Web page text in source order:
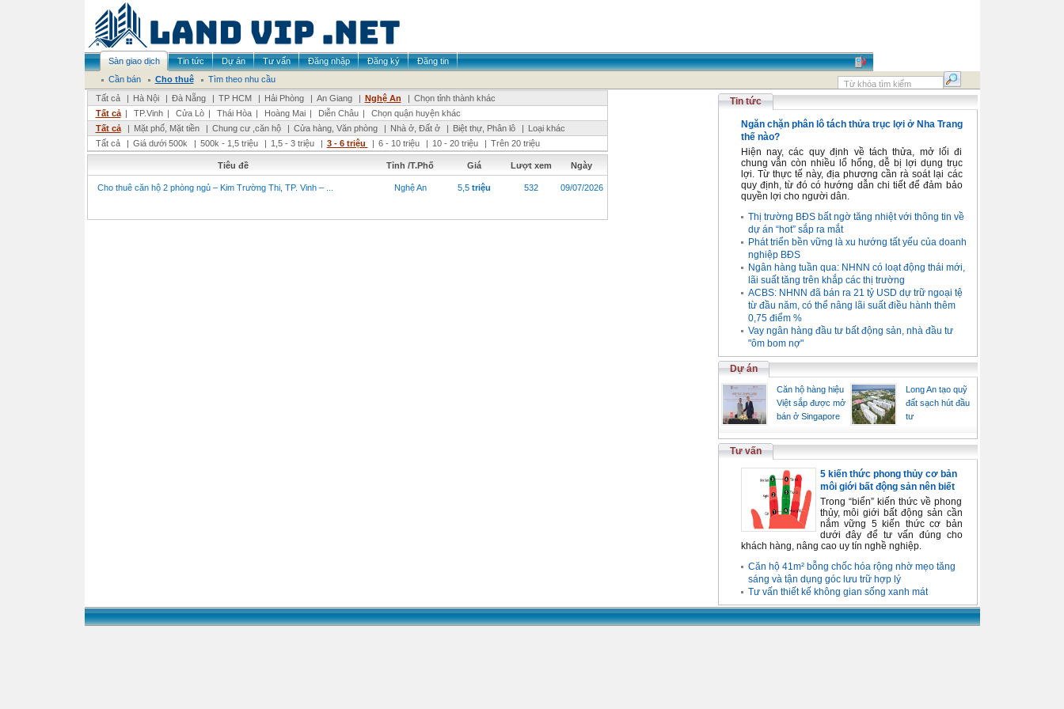
Sàn giao dịch Tin tức Dự án Tư vấn Đăng nhập Đăng ký
Đăng tin
Cần bán
Cho thuê
Tìm theo nhu cầu
Tất cả
| Hà Nội | Đà Nẵng | TP HCM | Hải Phòng | An Giang | Nghệ An | Chọn tỉnh thành khác
Tất cả | TP.Vinh | Cửa Lò | Thái Hòa | Hoàng Mai | Diễn Châu |
Chọn quận huyện khác
Tất cả
| Mặt phố, Mặt tiền | Chung cư ,căn hộ | Cửa hàng, Văn phòng | Nhà ở, Đất ở | Biệt thự, Phân lô | Loại khác
Tất cả
| Giá dưới 500k | 500k - 1,5 triệu | 1,5 - 3 triệu | 3 - 6 triệu | 6 - 10 triệu | 10 - 20 triệu | Trên 20 triệu
Tiêu đề Tỉnh /T.Phố Giá Lượt xem Ngày
Cho thuê căn hộ 2 phòng ngủ – Kim Trường Thi, TP. Vinh – ... Nghệ An 5,5 triệu 532 09/07/2026
Tin tức
Ngăn chặn phân lô tách thửa trục lợi ở Nha Trang
thế nào?
Hiện nay, các quy định về tách thửa, mở lối đi
chung vẫn còn nhiều lổ hổng, dễ bị lợi dụng trục
lợi. Từ thực tế này, địa phương cần rà soát lại các
quy định, từ đó có hướng dẫn chi tiết để đảm bảo
quyền lợi cho người dân.
Thị trường BĐS bất ngờ tăng nhiệt với thông tin về
dự án “hot” sắp ra mắt
Phát triển bền vững là xu hướng tất yếu của doanh
nghiệp BĐS
Ngân hàng tuần qua: NHNN có loạt động thái mới,
lãi suất tăng trên khắp các thị trường
ACBS: NHNN đã bán ra 21 tỷ USD dự trữ ngoại tệ
từ đầu năm, có thể nâng lãi suất điều hành thêm
0,75 điểm %
Vay ngân hàng đầu tư bất động sản, nhà đầu tư
"ôm bom nợ"
Dự án
Căn hộ hàng hiệu
Việt sắp được mở
bán ở Singapore
Long An tạo quỹ
đất sạch hút đầu
tư
Tư vấn
5 kiến thức phong thủy cơ bản
môi giới bất động sản nên biết
Trong “biển” kiến thức về phong
thủy, môi giới bất động sản cần
nắm vững 5 kiến thức cơ bản
dưới đây để tư vấn đúng cho
khách hàng, nâng cao uy tín nghề nghiệp.
Căn hộ 41m² bỗng chốc hóa rộng nhờ mẹo tăng
sáng và tận dụng góc lưu trữ hợp lý
Tư vấn thiết kế không gian sống xanh mát